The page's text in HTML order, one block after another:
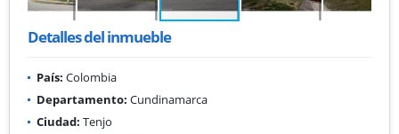
Detalles del inmueble
País: Colombia
Departamento: Cundinamarca
Ciudad: Tenjo